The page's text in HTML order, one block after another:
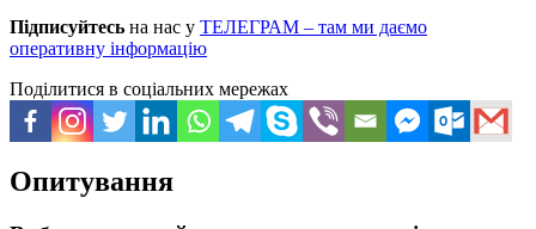
Підписуйтесь на нас у ТЕЛЕГРАМ – там ми даємо
оперативну інформацію
Поділитися в соціальних мережах
Опитування